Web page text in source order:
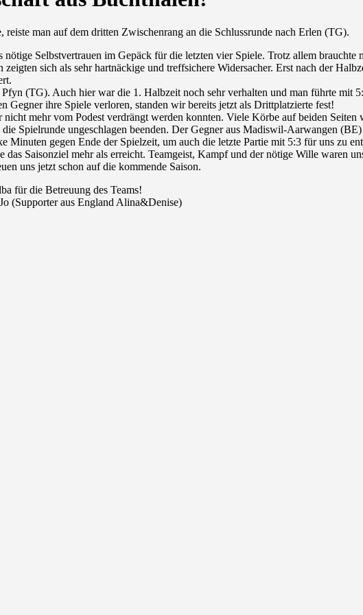
man auf dem dritten Zwischenrang an die Schlussrunde nach Erlen (TG).
Selbstvertrauen im Gepäck für die letzten vier Spiele. Trotz allem brauchte
sich als sehr hartnäckige und treffsichere Widersacher. Erst nach der
(TG). Auch hier war die 1. Halbzeit noch sehr verhalten und man führte mit
Gegner ihre Spiele verloren, standen wir bereits jetzt als Drittplatzierte fest!
mehr vom Podest verdrängt werden konnten. Viele Körbe auf beiden Seiten
Spielrunde ungeschlagen beenden. Der Gegner aus Madiswil-Aarwangen
gegen Ende der Spielzeit, um auch die letzte Partie mit 5:3 für uns zu
Saisonziel mehr als erreicht. Teamgeist, Kampf und der nötige Wille waren
uns jetzt schon auf die kommende Saison.
für die Betreuung des Teams!
(Supporter aus England Alina&Denise)